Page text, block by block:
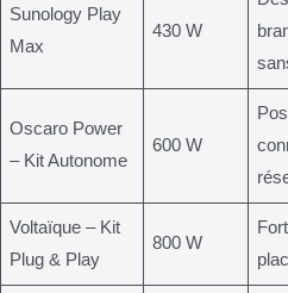
Sunology Play
Max
430 W
Oscaro Power
– Kit Autonome
600 W
Voltaïque – Kit
Plug & Play
800 W